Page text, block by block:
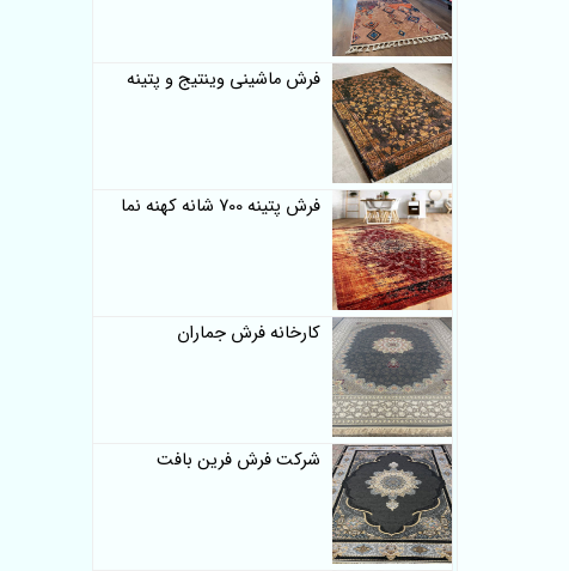
فرش ماشینی وینتیج و پتینه
فرش پتینه 700 شانه کهنه نما
کارخانه فرش جماران
شرکت فرش فرین بافت